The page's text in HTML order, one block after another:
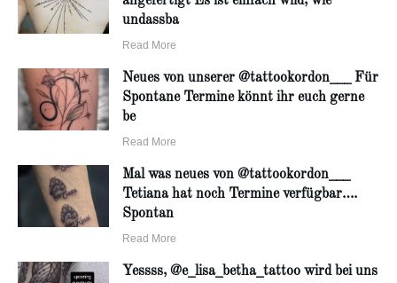
undassba
Read More
Neues von unserer @tattookordon___ Für
Spontane Termine könnt ihr euch gerne
be
Read More
Mal was neues von @tattookordon___
Tetiana hat noch Termine verfügbar….
Spontan
Read More
Yessss, @e_lisa_betha_tattoo wird bei uns